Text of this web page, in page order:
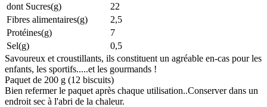
dont Sucres(g)
22
Fibres alimentaires(g)
2,5
Protéines(g)
7
Sel(g)
0,5
Savoureux et croustillants, ils constituent un agréable en-cas pour les
enfants, les sportifs.....et les gourmands !
Paquet de 200 g (12 biscuits)
Bien refermer le paquet après chaque utilisation..Conserver dans un
endroit sec à l'abri de la chaleur.